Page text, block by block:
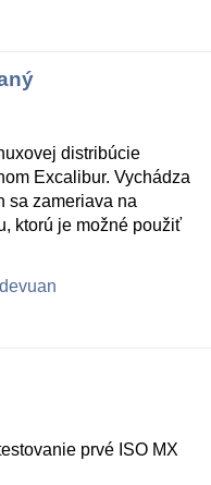
distribúcie
Excalibur. Vychádza
sa zameriava na
ktorú je možné použiť
prvé ISO MX